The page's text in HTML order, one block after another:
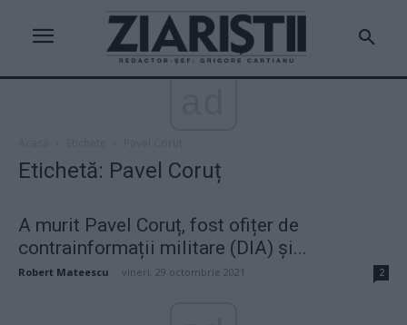
Etichetă: Pavel Coruț
A murit Pavel Coruț, fost ofițer de
contrainformații militare (DIA) și...
Robert Mateescu vineri, 29 octombrie 2021 2